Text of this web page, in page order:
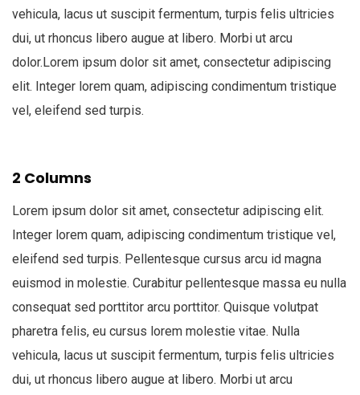
vehicula, lacus ut suscipit fermentum, turpis felis ultricies
dui, ut rhoncus libero augue at libero. Morbi ut arcu
dolor.Lorem ipsum dolor sit amet, consectetur adipiscing
elit. Integer lorem quam, adipiscing condimentum tristique
vel, eleifend sed turpis.
2 Columns
Lorem ipsum dolor sit amet, consectetur adipiscing elit.
Integer lorem quam, adipiscing condimentum tristique vel,
eleifend sed turpis. Pellentesque cursus arcu id magna
euismod in molestie. Curabitur pellentesque massa eu nulla
consequat sed porttitor arcu porttitor. Quisque volutpat
pharetra felis, eu cursus lorem molestie vitae. Nulla
vehicula, lacus ut suscipit fermentum, turpis felis ultricies
dui, ut rhoncus libero augue at libero. Morbi ut arcu